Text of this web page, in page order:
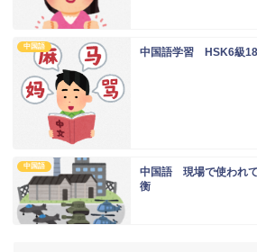
中国語 中国語学習 HSK6級
中国語
中国語 現場で使われ
衡